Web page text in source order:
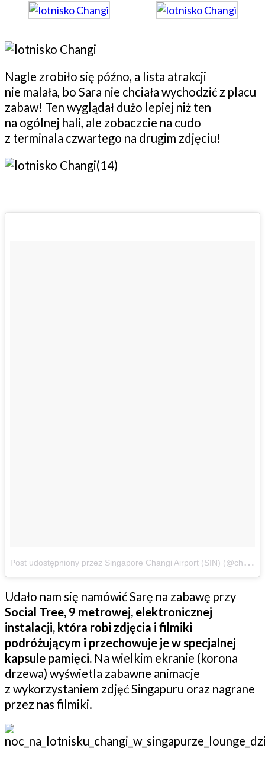
Nagle zrobiło się późno, a lista atrakcji
nie malała, bo Sara nie chciała wychodzić z placu
zabaw! Ten wyglądał dużo lepiej niż ten
na ogólnej hali, ale zobaczcie na cudo
z terminala czwartego na drugim zdjęciu!
P
ost udostępniony przez Singapore Changi Airport (SIN) (@changiairport)
Udało nam się namówić Sarę na zabawę przy
Social Tree, 9 metrowej, elektronicznej
instalacji, która robi zdjęcia i filmiki
podróżującym i przechowuje je w specjalnej
kapsule pamięci. Na wielkim ekranie (korona
drzewa) wyświetla zabawne animacje
z wykorzystaniem zdjęć Singapuru oraz nagrane
przez nas filmiki.